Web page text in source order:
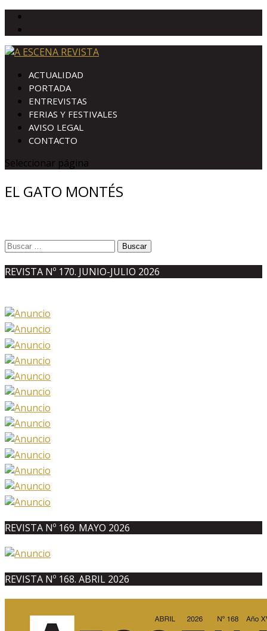
ACTUALIDAD
PORTADA
ENTREVISTAS
FERIAS Y FESTIVALES
AVISO LEGAL
CONTACTO
Seleccionar página
EL GATO MONTÉS
Buscar:
REVISTA Nº 170. JUNIO-JULIO 2026
REVISTA Nº 169. MAYO 2026
REVISTA Nº 168. ABRIL 2026